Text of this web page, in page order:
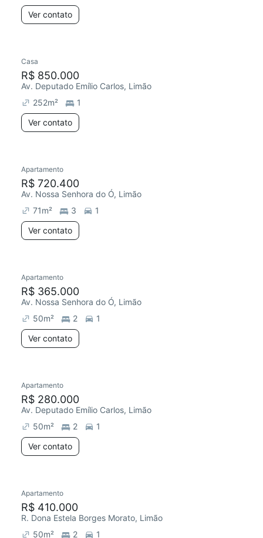
Ver contato
Casa
R$ 850.000
Av. Deputado Emílio Carlos, Limão
252m²
1
Ver contato
Apartamento
R$ 720.400
Av. Nossa Senhora do Ó, Limão
71m² 3
1
Ver contato
Apartamento
R$ 365.000
Av. Nossa Senhora do Ó, Limão
50m² 2
1
Ver contato
Apartamento
R$ 280.000
Av. Deputado Emílio Carlos, Limão
50m² 2
1
Ver contato
Apartamento
R$ 410.000
R. Dona Estela Borges Morato, Limão
50m² 2 1